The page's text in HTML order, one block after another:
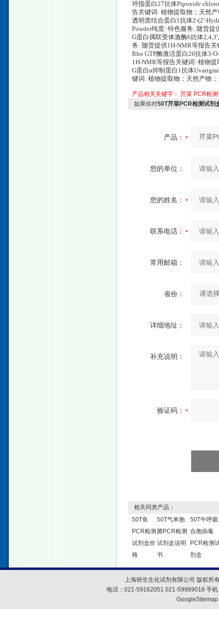
环指蛋白27抗体Pipoxide
告关键词: 植物提取物；天然
透明质结合蛋白1抗体2-(2'-
Powder纯度: 特色服务: 随货
G蛋白偶联受体激酶6抗体
务: 随货提供1H-NMR等报告
Rho GTP酶激活蛋白26抗体3-
1H-NMR等报告关键词: 植物
G蛋白α抑制蛋白1抗体
键词: 植物提取物；天然产物
产品相关关键字： 芹菜 PCR检
如果你对50T芹菜PCR检测试剂
产品：
您的单位：
您的姓名：
联系电话：
常用邮箱：
省份：
详细地址：
补充说明：
验证码：
相关同类产品：
50T鱼
PCR检测
试剂盒价
格
50T气单胞
菌PCR检测
试剂盒说明
书
50T牛呼吸
合胞病毒
PCR检测
剂盒
上海研生生化试剂有限公司 版权所
电话：021-59162051 021-59989018 手
GoogleSitemap